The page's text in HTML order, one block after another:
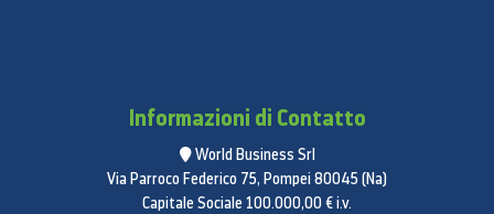
Informazioni di Contatto
World Business Srl
Via Parroco Federico 75, Pompei 80045 (Na)
Capitale Sociale 100.000,00 € i.v.